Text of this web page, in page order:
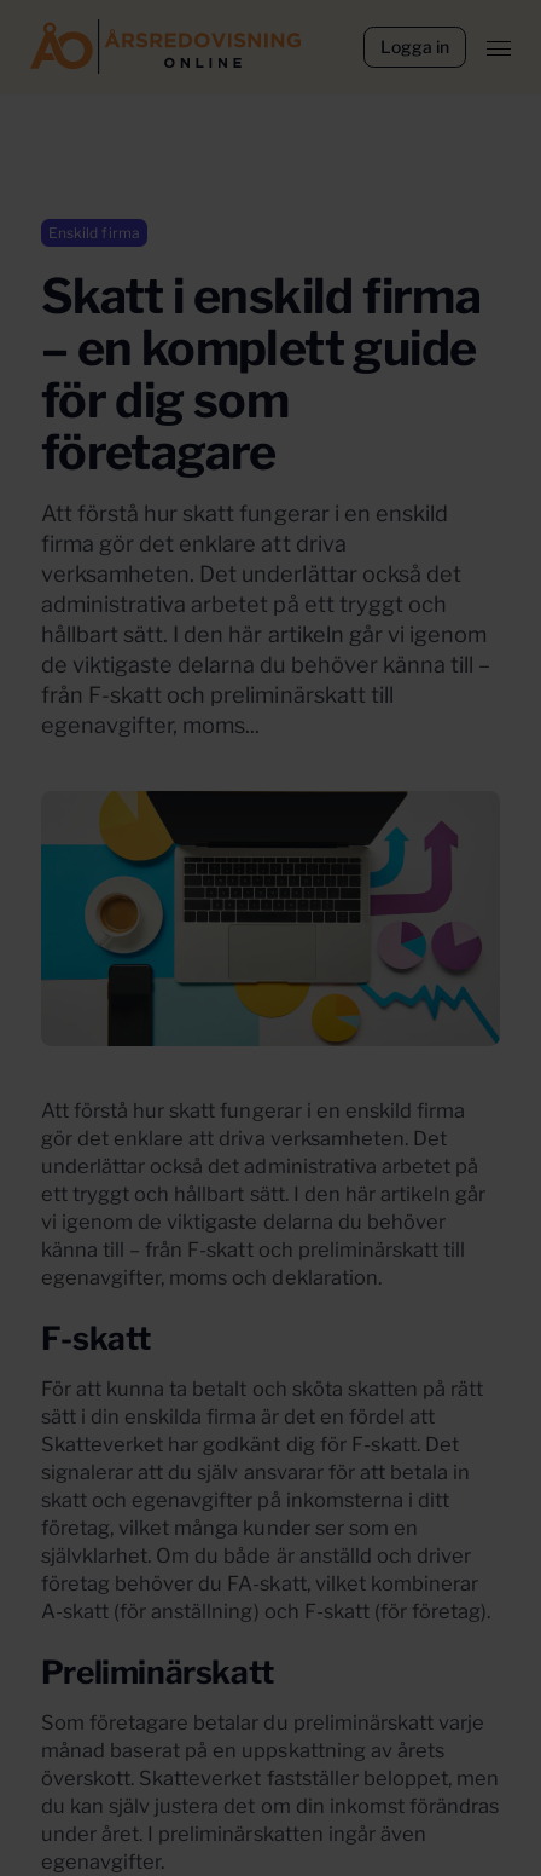
Logga in
Enskild firma
Skatt i enskild firma
– en komplett guide
för dig som
företagare
Att förstå hur skatt fungerar i en enskild
firma gör det enklare att driva
verksamheten. Det underlättar också det
administrativa arbetet på ett tryggt och
hållbart sätt. I den här artikeln går vi igenom
de viktigaste delarna du behöver känna till –
från F-skatt och preliminärskatt till
egenavgifter, moms...
Att förstå hur skatt fungerar i en enskild firma
gör det enklare att driva verksamheten. Det
underlättar också det administrativa arbetet på
ett tryggt och hållbart sätt. I den här artikeln går
vi igenom de viktigaste delarna du behöver
känna till – från F-skatt och preliminärskatt till
egenavgifter, moms och deklaration.
F-skatt
För att kunna ta betalt och sköta skatten på rätt
sätt i din enskilda firma är det en fördel att
Skatteverket har godkänt dig för F-skatt. Det
signalerar att du själv ansvarar för att betala in
skatt och egenavgifter på inkomsterna i ditt
företag, vilket många kunder ser som en
självklarhet. Om du både är anställd och driver
företag behöver du FA-skatt, vilket kombinerar
A-skatt (för anställning) och F-skatt (för företag).
Preliminärskatt
Som företagare betalar du preliminärskatt varje
månad baserat på en uppskattning av årets
överskott. Skatteverket fastställer beloppet, men
du kan själv justera det om din inkomst förändras
under året. I preliminärskatten ingår även
egenavgifter.